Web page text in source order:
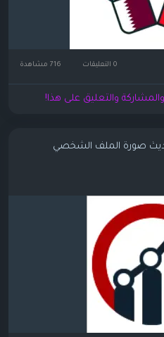
0 التعليقات
والتعليق على هذا!
صورة الملف الشخصي